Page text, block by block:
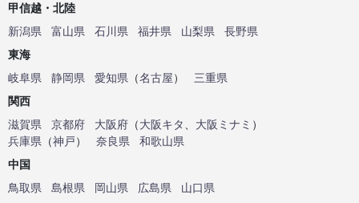
甲信越・北陸
新潟県
富山県 石川県 福井県 山梨県
長野県
東海
岐阜県
静岡県 愛知県 （名古屋）
三重県
関西
滋賀県
京都府 大阪府 （大阪キタ 大阪ミナミ ）
兵庫県 （神戸） 奈良県
和歌山県
中国
鳥取県
島根県 岡山県 広島県
山口県